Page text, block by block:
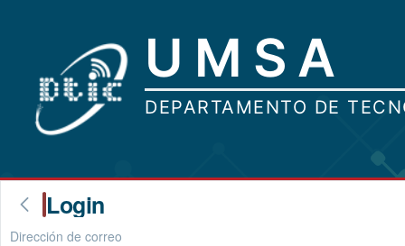
Login
Dirección de correo